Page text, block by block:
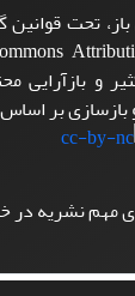
تحت قوانین
و بازآرایی
بازسازی بر
مهم نشریه در